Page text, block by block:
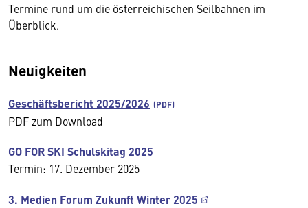
Termine rund um die österreichischen Seilbahnen im
Überblick.
Neuigkeiten
Geschäftsbericht 2025/2026
PDF zum Download
GO FOR SKI Schulskitag 2025
Termin: 17. Dezember 2025
3. Medien Forum Zukunft Winter 2025